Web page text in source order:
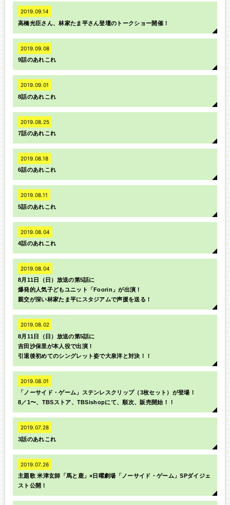
2019.09.14
高橋光臣さん、林家たま平さん登壇のトークショー開催！
2019.09.08
9話のあれこれ
2019.09.01
8話のあれこれ
2019.08.25
7話のあれこれ
2019.08.18
6話のあれこれ
2019.08.11
5話のあれこれ
2019.08.04
4話のあれこれ
2019.08.04
8月11日（日）放送の第5話に
爆発的人気子どもユニット「Foorin」が出演！
親交が深い林家たま平にスタジアムで声援を送る！
2019.08.02
8月11日（日）放送の第5話に
吉田沙保里が本人役で出演！
引退後初めてのシングレット姿で大泉洋と対決！！
2019.08.01
「ノーサイド・ゲーム」ステンレスクリップ（3枚セット）が登場！
8／1〜、TBSストア、TBSishopにて、順次、販売開始！！
2019.07.28
3話のあれこれ
2019.07.26
主題歌 米津玄師「馬と鹿」×日曜劇場「ノーサイド・ゲーム」SPダイジェ
スト公開！